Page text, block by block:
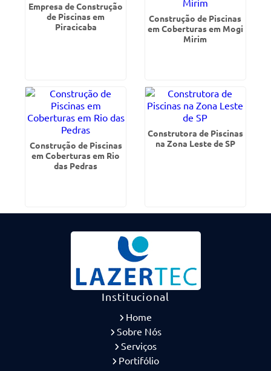
Empresa de Construção
de Piscinas em
Piracicaba
Construção de Piscinas
em Coberturas em Mogi
Mirim
Construção de Piscinas
em Coberturas em Rio
das Pedras
Construtora de Piscinas
na Zona Leste de SP
Institucional
Home
Sobre Nós
Serviços
Portifólio